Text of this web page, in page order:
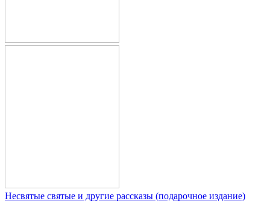
Несвятые святые и другие рассказы (подарочное издание)